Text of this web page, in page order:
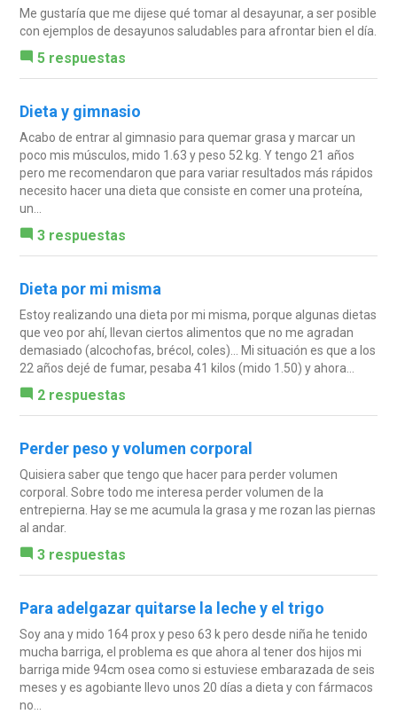
Me gustaría que me dijese qué tomar al desayunar, a ser posible
con ejemplos de desayunos saludables para afrontar bien el día.
5 respuestas
Dieta y gimnasio
Acabo de entrar al gimnasio para quemar grasa y marcar un
poco mis músculos, mido 1.63 y peso 52 kg. Y tengo 21 años
pero me recomendaron que para variar resultados más rápidos
necesito hacer una dieta que consiste en comer una proteína,
un...
3 respuestas
Dieta por mi misma
Estoy realizando una dieta por mi misma, porque algunas dietas
que veo por ahí, llevan ciertos alimentos que no me agradan
demasiado (alcochofas, brécol, coles)... Mi situación es que a los
22 años dejé de fumar, pesaba 41 kilos (mido 1.50) y ahora...
2 respuestas
Perder peso y volumen corporal
Quisiera saber que tengo que hacer para perder volumen
corporal. Sobre todo me interesa perder volumen de la
entrepierna. Hay se me acumula la grasa y me rozan las piernas
al andar.
3 respuestas
Para adelgazar quitarse la leche y el trigo
Soy ana y mido 164 prox y peso 63 k pero desde niña he tenido
mucha barriga, el problema es que ahora al tener dos hijos mi
barriga mide 94cm osea como si estuviese embarazada de seis
meses y es agobiante llevo unos 20 días a dieta y con fármacos
no...